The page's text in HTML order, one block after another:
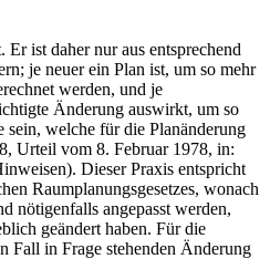
ist daher nur aus entsprechend
je neuer ein Plan ist, um so mehr
werden, und je
Änderung auswirkt, um so
sein, welche für die Planänderung
Urteil vom 8. Februar 1978, in:
Dieser Praxis entspricht
Raumplanungsgesetzes, wonach
nötigenfalls angepasst werden,
geändert haben. Für die
Fall in Frage stehenden Änderung